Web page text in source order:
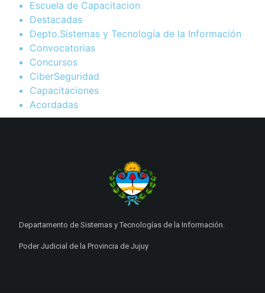
Escuela de Capacitacion
Destacadas
Depto.Sistemas y Tecnología de la Información
Convocatorias
Concursos
CiberSeguridad
Capacitaciones
Acordadas
Departamento de Sistemas y Tecnologías de la Información.
Poder Judicial de la Provincia de Jujuy